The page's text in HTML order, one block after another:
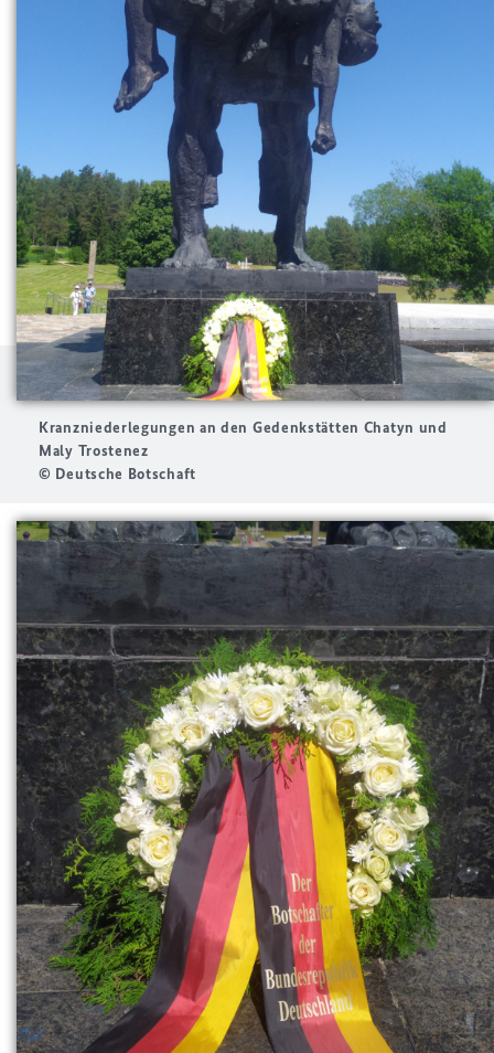
Kranzniederlegungen an den Gedenkstätten Chatyn und
Maly Trostenez
© Deutsche Botschaft